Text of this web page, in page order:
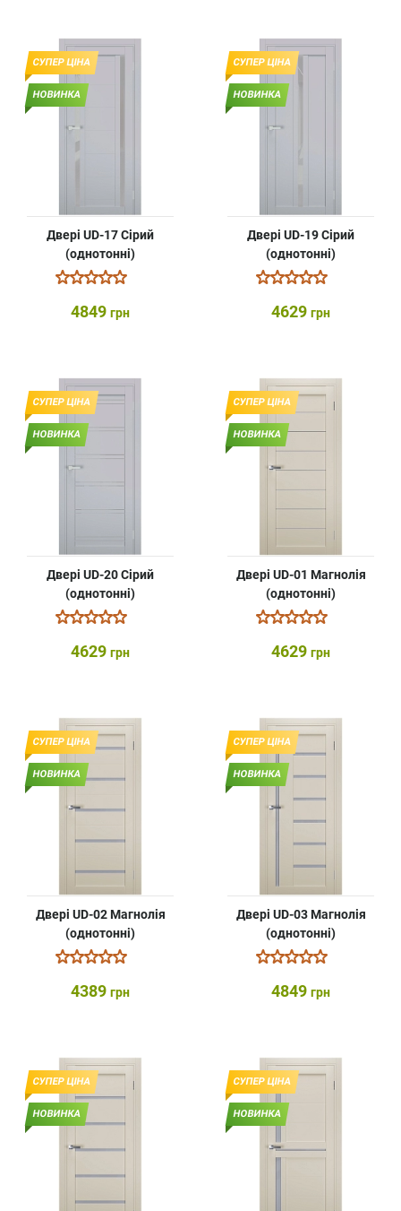
СУПЕР ЦІНА
НОВИНКА
Двері UD-17 Сірий
(однотонні)
4849 грн
СУПЕР ЦІНА
НОВИНКА
Двері UD-19 Сірий
(однотонні)
4629 грн
СУПЕР ЦІНА
НОВИНКА
Двері UD-20 Сірий
(однотонні)
4629 грн
СУПЕР ЦІНА
НОВИНКА
Двері UD-01 Магнолія
(однотонні)
4629 грн
СУПЕР ЦІНА
НОВИНКА
Двері UD-02 Магнолія
(однотонні)
4389 грн
СУПЕР ЦІНА
НОВИНКА
Двері UD-03 Магнолія
(однотонні)
4849 грн
СУПЕР ЦІНА
НОВИНКА
СУПЕР ЦІНА
НОВИНКА